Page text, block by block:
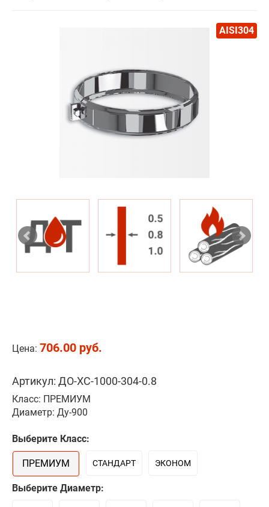
AISI304
Цена: 706.00 руб.
Артикул: ДО-ХС-1000-304-0.8
Класс: ПРЕМИУМ
Диаметр: Ду-900
Выберите Класс:
ПРЕМИУМ СТАНДАРТ ЭКОНОМ
Выберите Диаметр: